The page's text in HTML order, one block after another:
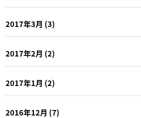
2017年3月 (3)
2017年2月 (2)
2017年1月 (2)
2016年12月 (7)